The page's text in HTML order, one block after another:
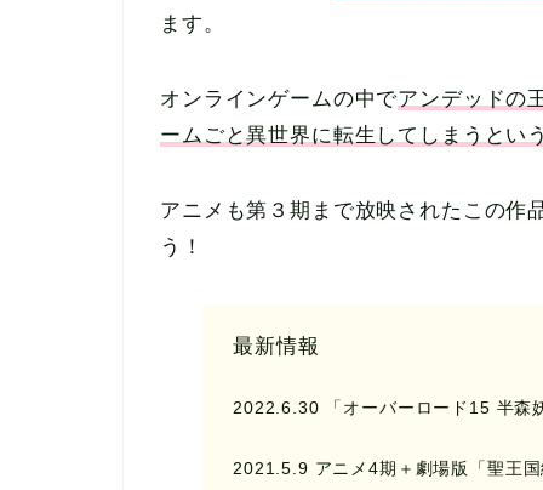
ます。
オンラインゲームの中でアンデッドの
ームごと異世界に転生してしまうとい
アニメも第３期まで放映されたこの作
う！
最新情報
2022.6.30 「オーバーロード15 半森
2021.5.9 アニメ4期＋劇場版「聖王